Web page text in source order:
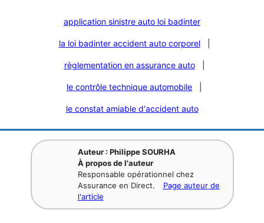
application sinistre auto loi badinter
la loi badinter accident auto corporel
règlementation en assurance auto
le contrôle technique automobile
le constat amiable d'accident auto
Auteur : Philippe SOURHA
À propos de l'auteur
Responsable opérationnel chez
Assurance en Direct.
Page auteur de
l'article